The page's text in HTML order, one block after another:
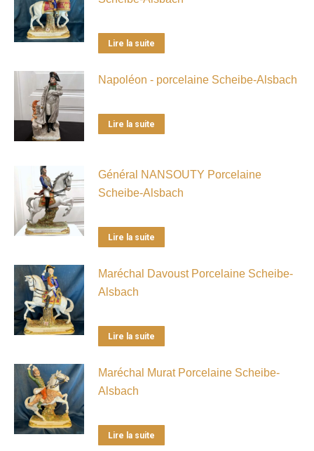
Lire la suite
Napoléon - porcelaine Scheibe-Alsbach
Lire la suite
Général NANSOUTY Porcelaine
Scheibe-Alsbach
Lire la suite
Maréchal Davoust Porcelaine Scheibe-
Alsbach
Lire la suite
Maréchal Murat Porcelaine Scheibe-
Alsbach
Lire la suite